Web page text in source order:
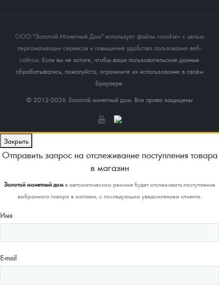
ООО "Золотой Монетный Дом" использует файлы «cookie» с целью
персонализации сервисов и повышения удобства пользования веб-
сайтом. Если вы не хотите, чтобы ваши пользовательские данные
обрабатывались, пожалуйста, ограничьте их использование в своём
браузере.
© 2012-2026 Золотой монетный дом. Все права защищены
Закрыть
Отправить запрос на отслеживание поступления товара
в магазин
Золотой монетный домв автоматическом режиме будет отслеживать поступление
выбранного товара в магазин, с последующим уведомлением клиента.
Имя
E-mail